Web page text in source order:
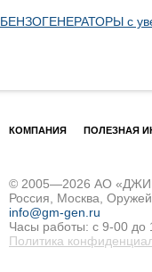
БЕНЗОГЕНЕРАТОРЫ с
КОМПАНИЯ ПОЛЕЗНАЯ
© 2005—2026 АО «ДЖИ
Россия, Москва,
info@gm-gen.ru
Часы работы: с 9-00 до
Политика